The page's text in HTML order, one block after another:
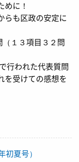
に！
らも区政の安定に
１３項目３２問
行われた代表質問
を受けての感想を
夏号）